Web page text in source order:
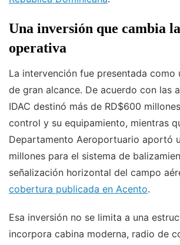
Una inversión que cambia
operativa
La intervención fue presentada como
de gran alcance. De acuerdo con las
IDAC destinó más de RD$600
control y su equipamiento, mientras
Departamento Aeroportuario aportó
millones para el sistema de
señalización horizontal del campo
cobertura publicada en Acento.
Esa inversión no se limita a una
incorpora cabina moderna, radio de